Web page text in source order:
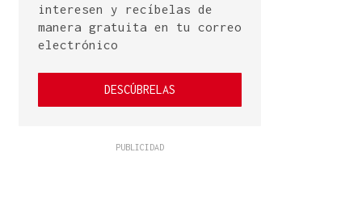
interesen y recíbelas de
manera gratuita en tu correo
electrónico
DESCÚBRELAS